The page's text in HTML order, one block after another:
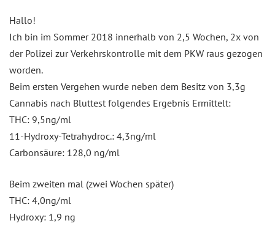
Hallo!
Ich bin im Sommer 2018 innerhalb von 2,5 Wochen, 2x von
der Polizei zur Verkehrskontrolle mit dem PKW raus gezogen
worden.
Beim ersten Vergehen wurde neben dem Besitz von 3,3g
Cannabis nach Bluttest folgendes Ergebnis Ermittelt:
THC: 9,5ng/ml
11-Hydroxy-Tetrahydroc.: 4,3ng/ml
Carbonsäure: 128,0 ng/ml
Beim zweiten mal (zwei Wochen später)
THC: 4,0ng/ml
Hydroxy: 1,9 ng